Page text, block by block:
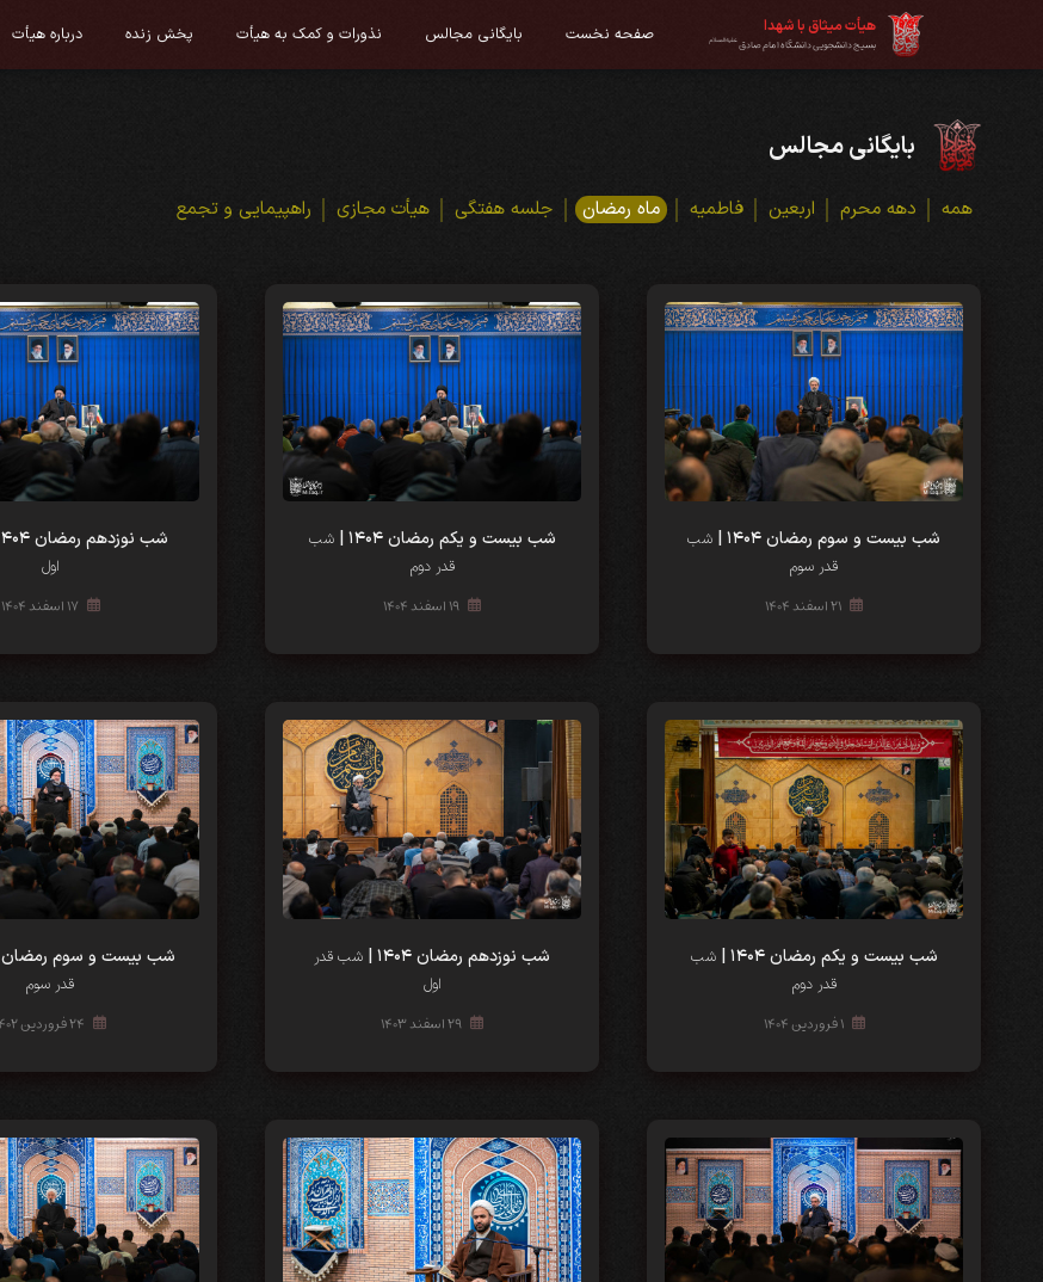
هیأت میثاق با شهدا
بسیج دانشجویی دانشگاه امام صادقعلیه‌السلام صفحه نخست بایگانی مجالس نذورات و کمک به هیأت پخش زنده درباره هیأت
بایگانی مجالس
همه دهه محرم اربعین فاطمیه ماه رمضان جلسه هفتگی هیأت مجازی راهپیمایی و تجمع
شب بیست و سوم رمضان ۱۴۰۴ |
شب
قدر سوم
۲۱ اسفند ۱۴۰۴
شب بیست و یکم رمضان ۱۴۰۴ |
شب
قدر دوم
۱۹ اسفند ۱۴۰۴
شب نوزدهم رمضان ۱۴۰۴ |
اول
۱۷ اسفند ۱۴۰۴
شب بیست و یکم رمضان ۱۴۰۴ |
شب
قدر دوم
۱ فروردین ۱۴۰۴
شب نوزدهم رمضان ۱۴۰۴ |
شب قدر
اول
۲۹ اسفند ۱۴۰۳
شب‌‌ بیست و سوم رمضان ۱۴۰۲ |
قدر سوم
۲۴ فروردین ۱۴۰۲